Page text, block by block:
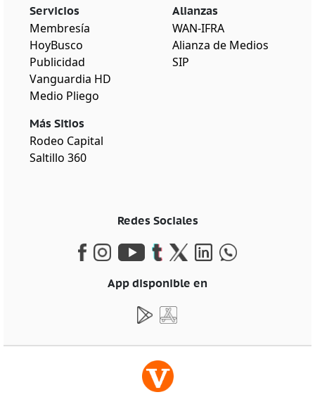
Servicios
Membresía
HoyBusco
Publicidad
Vanguardia HD
Medio Pliego
Más Sitios
Rodeo Capital
Saltillo 360
Alianzas
WAN-IFRA
Alianza de Medios
SIP
Redes Sociales
App disponible en